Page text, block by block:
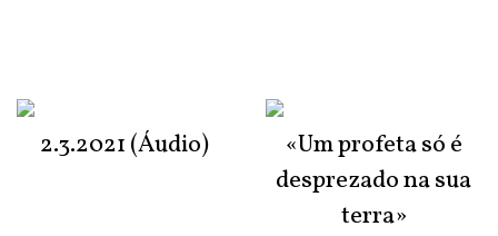
2.3.2021 (Áudio)
«Um profeta só é
desprezado na sua
terra»